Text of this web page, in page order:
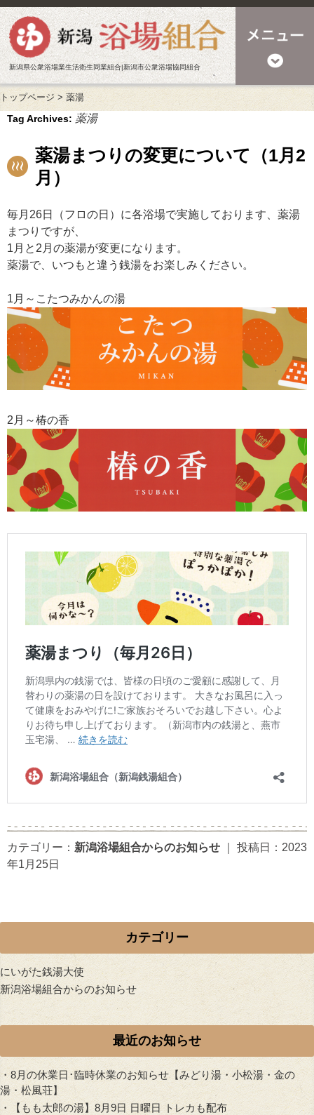
新潟県公衆浴場業生活衛生同業組合|新潟市公衆浴場協同組合
トップページ > 薬湯
Tag Archives: 薬湯
薬湯まつりの変更について（1月2
月）
毎月26日（フロの日）に各浴場で実施しております、薬湯
まつりですが、
1月と2月の薬湯が変更になります。
薬湯で、いつもと違う銭湯をお楽しみください。
1月～こたつみかんの湯
2月～椿の香
カテゴリー： 新潟浴場組合からのお知らせ
投稿日：2023
年1月25日
カテゴリー
にいがた銭湯大使
新潟浴場組合からのお知らせ
最近のお知らせ
・8月の休業日･臨時休業のお知らせ【みどり湯・小松湯・金の
湯・松風荘】
・
【もも太郎の湯】8月9日 日曜日 トレカも配布